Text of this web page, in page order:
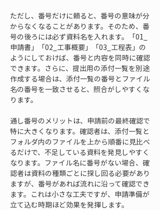
ただし、番号だけに頼ると、番号の意味が分
からなくなることがあります。そのため、番
号の後ろには必ず資料名を入れます。「01_
申請書」「02_工事概要」「03_工程表」の
ようにしておけば、番号と内容を同時に確認
できます。さらに、提出用の添付一覧を別途
作成する場合は、添付一覧の番号とファイル
名の番号を一致させると、照合がしやすくな
ります。
通し番号のメリットは、申請前の最終確認で
特に大きくなります。確認者は、添付一覧と
フォルダ内のファイルを上から順番に見比べ
るだけで、不足している資料を発見しやすく
なります。ファイル名に番号がない場合、確
認者は資料の種類ごとに探し回る必要があり
ますが、番号があれば流れに沿って確認でき
ます。これは小さな工夫ですが、申請準備が
立て込む時期ほど効果を発揮します。